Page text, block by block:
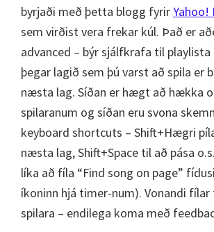
byrjaði með þetta blogg fyrirYahoo!
sem virðist vera frekar kúl. Það er
advanced – býr sjálfkrafa til playlista
þegar lagið sem þú varst að spila er
næsta lag. Síðan er hægt að hækka
spilaranum og síðan eru svona
keyboard shortcuts – Shift+Hægri
næsta lag, Shift+Space til að pása
líka að fíla “Find song on page”
íkoninn hjá timer-num). Vonandi fílar
spilara – endilega koma með